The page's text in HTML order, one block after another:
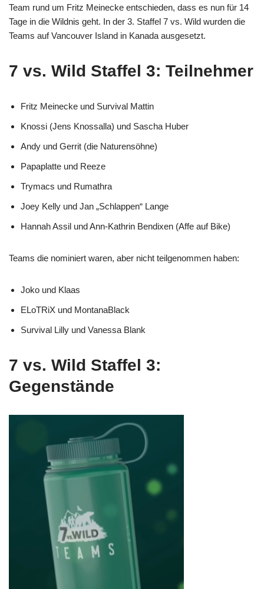
Team rund um Fritz Meinecke entschieden, dass es nun für 14
Tage in die Wildnis geht. In der 3. Staffel 7 vs. Wild wurden die
Teams auf Vancouver Island in Kanada ausgesetzt.
7 vs. Wild Staffel 3: Teilnehmer
Fritz Meinecke und Survival Mattin
Knossi (Jens Knossalla) und Sascha Huber
Andy und Gerrit (die Naturensöhne)
Papaplatte und Reeze
Trymacs und Rumathra
Joey Kelly und Jan „Schlappen“ Lange
Hannah Assil und Ann-Kathrin Bendixen (Affe auf Bike)
Teams die nominiert waren, aber nicht teilgenommen haben:
Joko und Klaas
ELoTRiX und MontanaBlack
Survival Lilly und Vanessa Blank
7 vs. Wild Staffel 3:
Gegenstände